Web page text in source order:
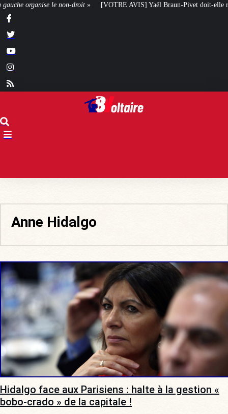
AVIS] Yaël Braun-Pivet doit-elle renoncer à son projet architectural ?
Anne Hidalgo
Hidalgo face aux Parisiens : halte à la gestion «
bobo-crado » de la capitale !